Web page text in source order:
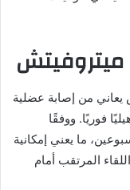
ميتروفيتش
يعاني من إصابة عضلية
فوريًا. ووفقًا
ما يعني إمكانية
المرتقب أمام